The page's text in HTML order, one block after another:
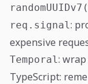
req.signal:
expensive
Temporal:
TypeScript: